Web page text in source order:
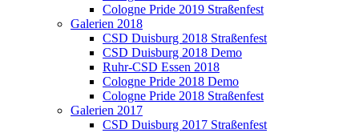
Cologne Pride 2019 Straßenfest
Galerien 2018
CSD Duisburg 2018 Straßenfest
CSD Duisburg 2018 Demo
Ruhr-CSD Essen 2018
Cologne Pride 2018 Demo
Cologne Pride 2018 Straßenfest
Galerien 2017
CSD Duisburg 2017 Straßenfest